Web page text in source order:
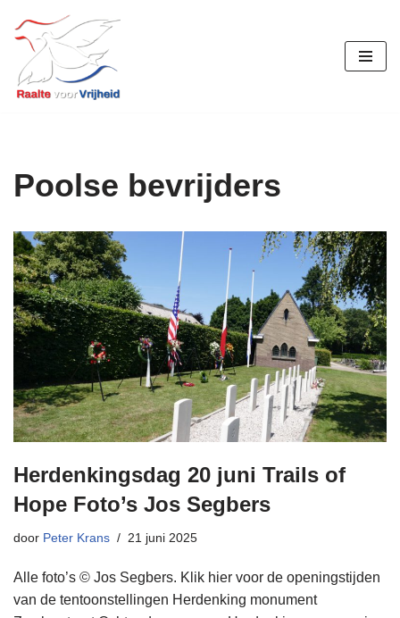
Ga
naar
de
Poolse bevrijders
Herdenkingsdag 20 juni Trails of
Hope Foto’s Jos Segbers
door Peter Krans 21 juni 2025
Alle foto’s © Jos Segbers. Klik hier voor de openingstijden
van de tentoonstellingen Herdenking monument